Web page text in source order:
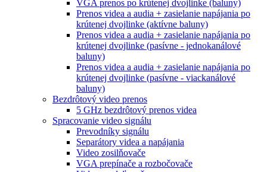
VGA prenos po krútenej dvojlinke (baluny)
Prenos videa a audia + zasielanie napájania po
krútenej dvojlinke (aktívne baluny)
Prenos videa a audia + zasielanie napájania po
krútenej dvojlinke (pasívne - jednokanálové
baluny)
Prenos videa a audia + zasielanie napájania po
krútenej dvojlinke (pasívne - viackanálové
baluny)
Bezdrôtový video prenos
5 GHz bezdrôtový prenos videa
Spracovanie video signálu
Prevodníky signálu
Separátory videa a napájania
Video zosilňovače
VGA prepínače a rozbočovače